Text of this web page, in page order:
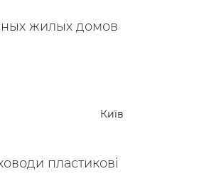
жилых домов
Київ
пластикові